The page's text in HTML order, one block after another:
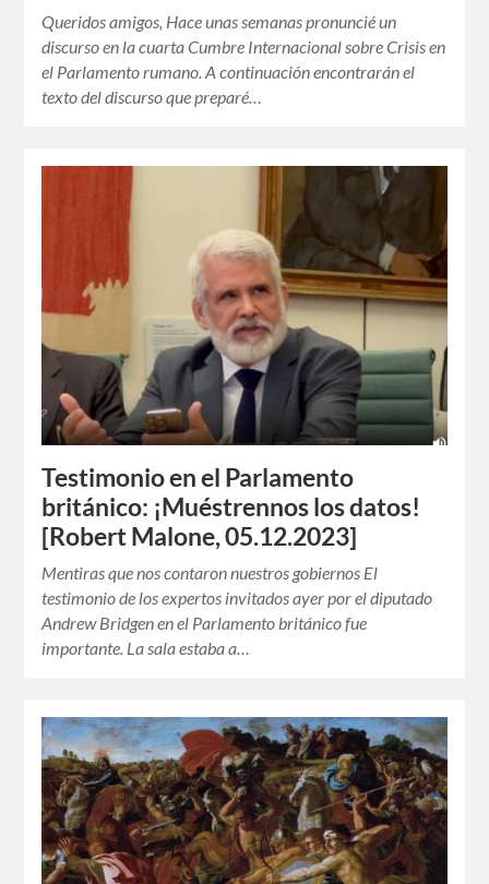
Queridos amigos, Hace unas semanas pronuncié un
discurso en la cuarta Cumbre Internacional sobre Crisis en
el Parlamento rumano. A continuación encontrarán el
texto del discurso que preparé…
Testimonio en el Parlamento
británico: ¡Muéstrennos los datos!
[Robert Malone, 05.12.2023]
Mentiras que nos contaron nuestros gobiernos El
testimonio de los expertos invitados ayer por el diputado
Andrew Bridgen en el Parlamento británico fue
importante. La sala estaba a…